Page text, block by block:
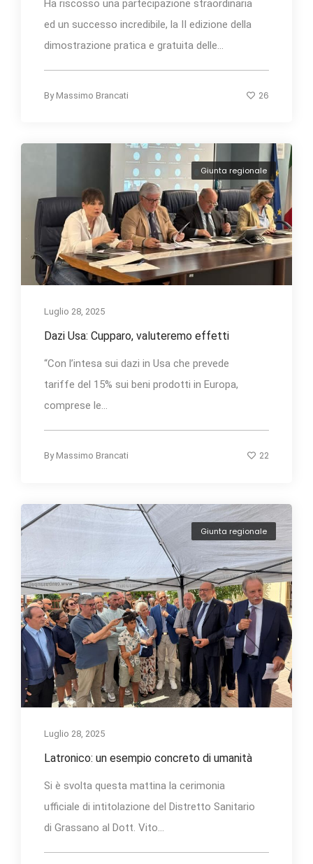
Ha riscosso una partecipazione straordinaria
ed un successo incredibile, la II edizione della
dimostrazione pratica e gratuita delle...
By Massimo Brancati 26
Giunta regionale
Luglio 28, 2025
Dazi Usa: Cupparo, valuteremo effetti
“Con l’intesa sui dazi in Usa che prevede
tariffe del 15% sui beni prodotti in Europa,
comprese le...
By Massimo Brancati 22
Giunta regionale
Luglio 28, 2025
Latronico: un esempio concreto di umanità
Si è svolta questa mattina la cerimonia
ufficiale di intitolazione del Distretto Sanitario
di Grassano al Dott. Vito...